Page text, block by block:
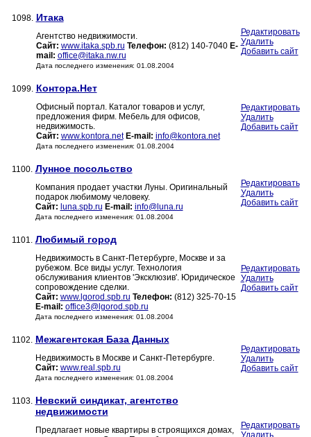
1098. Итака
Агентство недвижимости.
Сайт: www.itaka.spb.ru Телефон: (812) 140-7040 E-
mail: office@itaka.nw.ru
Дата последнего изменения: 01.08.2004
Редактировать
Удалить
Добавить сайт
1099. Контора.Нет
Офисный портал. Каталог товаров и услуг,
предложения фирм. Мебель для офисов,
недвижимость.
Сайт: www.kontora.net E-mail: info@kontora.net
Дата последнего изменения: 01.08.2004
Редактировать
Удалить
Добавить сайт
1100. Лунное посольство
Компания продает участки Луны. Оригинальный
подарок любимому человеку.
Сайт: luna.spb.ru E-mail: info@luna.ru
Дата последнего изменения: 01.08.2004
Редактировать
Удалить
Добавить сайт
1101. Любимый город
Недвижимость в Санкт-Петербурге, Москве и за
рубежом. Все виды услуг. Технология
обслуживания клиентов 'Эксклюзив'. Юридическое
сопровождение сделки.
Сайт: www.lgorod.spb.ru Телефон: (812) 325-70-15
E-mail: office3@lgorod.spb.ru
Дата последнего изменения: 01.08.2004
Редактировать
Удалить
Добавить сайт
1102. Межагентская База Данных
Недвижимость в Москве и Санкт-Петербурге.
Сайт: www.real.spb.ru
Дата последнего изменения: 01.08.2004
Редактировать
Удалить
Добавить сайт
1103. Невский синдикат, агентство
недвижимости
Предлагает новые квартиры в строящихся домах,
Редактировать